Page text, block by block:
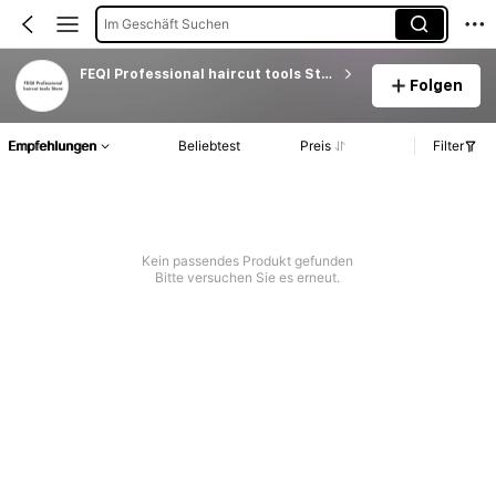
Im Geschäft Suchen
FEQI Professional haircut tools Store
Folgen
Empfehlungen Beliebtest Preis Filter
Kein passendes Produkt gefunden
Bitte versuchen Sie es erneut.